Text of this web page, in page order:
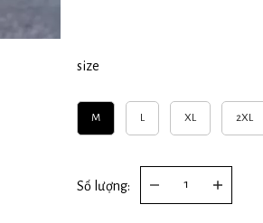
size
M L XL 2XL
Số lượng: